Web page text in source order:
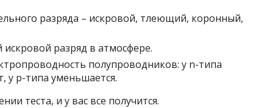
разряда – искровой, тлеющий, коронный,
разряд в атмосфере.
полупроводников: у n-типа
у p-типа уменьшается.
теста, и у вас все получится.